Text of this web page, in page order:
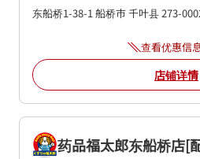
东船桥1-38-1船桥市千叶县273-
查看优惠信
店铺详情
药品福太郎东船桥店[